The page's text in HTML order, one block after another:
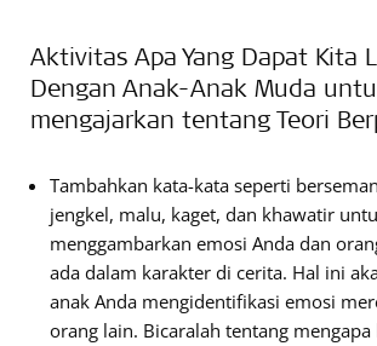
Aktivitas Apa Yang Dapat Kita
Dengan Anak-Anak Muda
mengajarkan tentang Teori
Tambahkan kata-kata seperti
jengkel, malu, kaget, dan khawatir
menggambarkan emosi Anda dan
ada dalam karakter di cerita. Hal ini
anak Anda mengidentifikasi emosi
orang lain. Bicaralah tentang